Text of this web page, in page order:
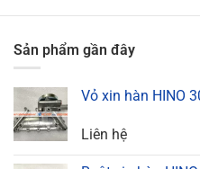
Sản phẩm gần đây
Vỏ xin hàn HINO
Liên hệ